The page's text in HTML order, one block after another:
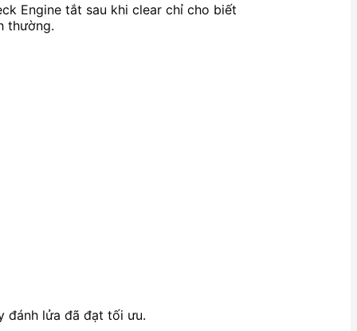
Engine tắt sau khi clear chỉ cho biết
thường.
đánh lửa đã đạt tối ưu.